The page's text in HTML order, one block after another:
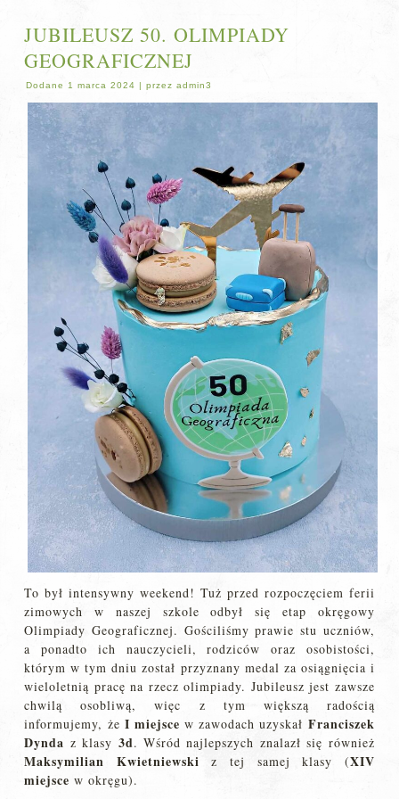
JUBILEUSZ 50. OLIMPIADY
GEOGRAFICZNEJ
Dodane 1 marca 2024 |przez admin3
To był intensywny weekend! Tuż przed rozpoczęciem ferii
zimowych w naszej szkole odbył się etap okręgowy
Olimpiady Geograficznej. Gościliśmy prawie stu uczniów,
a ponadto ich nauczycieli, rodziców oraz osobistości,
którym w tym dniu został przyznany medal za osiągnięcia i
wieloletnią pracę na rzecz olimpiady. Jubileusz jest zawsze
chwilą osobliwą, więc z tym większą radością
informujemy, że I miejsce w zawodach uzyskał Franciszek
Dynda z klasy 3d. Wśród najlepszych znalazł się również
Maksymilian Kwietniewski z tej samej klasy (XIV
miejsce w okręgu).